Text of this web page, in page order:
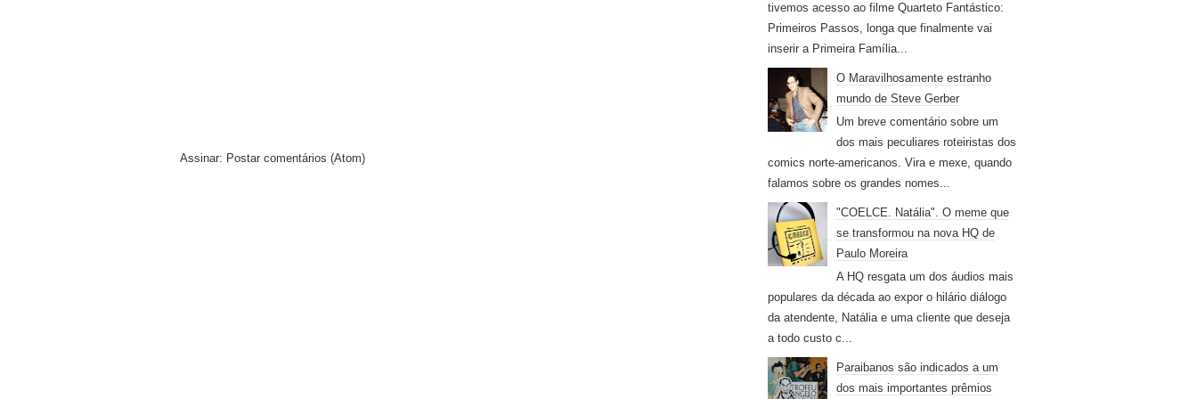
Assinar: Postar comentários (Atom)
tivemos acesso ao filme Quarteto Fantástico:
Primeiros Passos, longa que finalmente vai
inserir a Primeira Família...
O Maravilhosamente estranho
mundo de Steve Gerber
Um breve comentário sobre um
dos mais peculiares roteiristas dos
comics norte-americanos. Vira e mexe, quando
falamos sobre os grandes nomes...
"COELCE. Natália". O meme que
se transformou na nova HQ de
Paulo Moreira
A HQ resgata um dos áudios mais
populares da década ao expor o hilário diálogo
da atendente, Natália e uma cliente que deseja
a todo custo c...
Paraibanos são indicados a um
dos mais importantes prêmios